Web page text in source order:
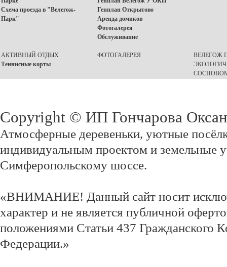
Схема проезда в "Велегож-
Парк"
Генплан Открытово
Аренда домиков
Фотогалерея
Обслуживание
АКТИВНЫЙ ОТДЫХ
Теннисные корты
ФОТОГАЛЕРЕЯ
ВЕЛЕГОЖ
Copyright © ИП Гончарова
Атмосферные деревеньки, уютные
индивидуальным проектом и земельные
Симферопольскому шоссе.
«ВНИМАНИЕ! Данный сайт носит
характер и не является публичной
положениями Статьи 437 Гражданского
Федерации.»